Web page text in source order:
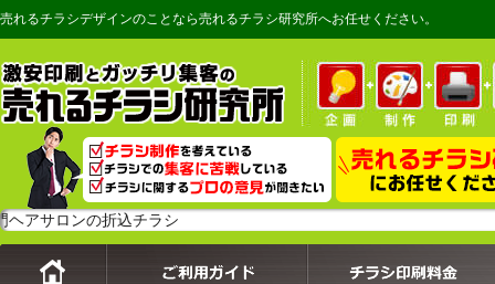
売れるチラシデザインのことなら売れるチラシ研究所へお任せください。
ンの折込チラシ